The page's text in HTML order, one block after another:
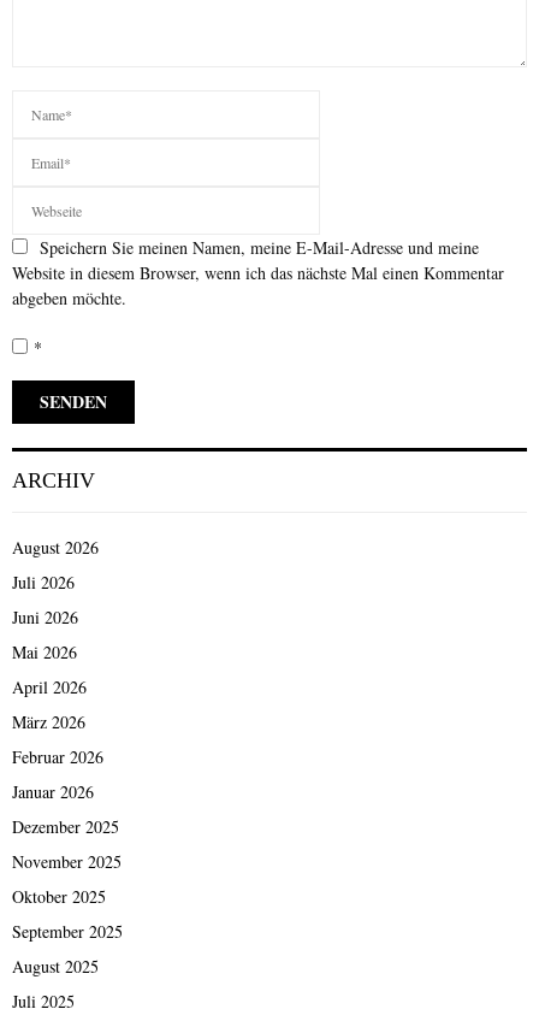
Speichern Sie meinen Namen, meine E-Mail-Adresse und meine
Website in diesem Browser, wenn ich das nächste Mal einen Kommentar
abgeben möchte.
*
ARCHIV
August 2026
Juli 2026
Juni 2026
Mai 2026
April 2026
März 2026
Februar 2026
Januar 2026
Dezember 2025
November 2025
Oktober 2025
September 2025
August 2025
Juli 2025